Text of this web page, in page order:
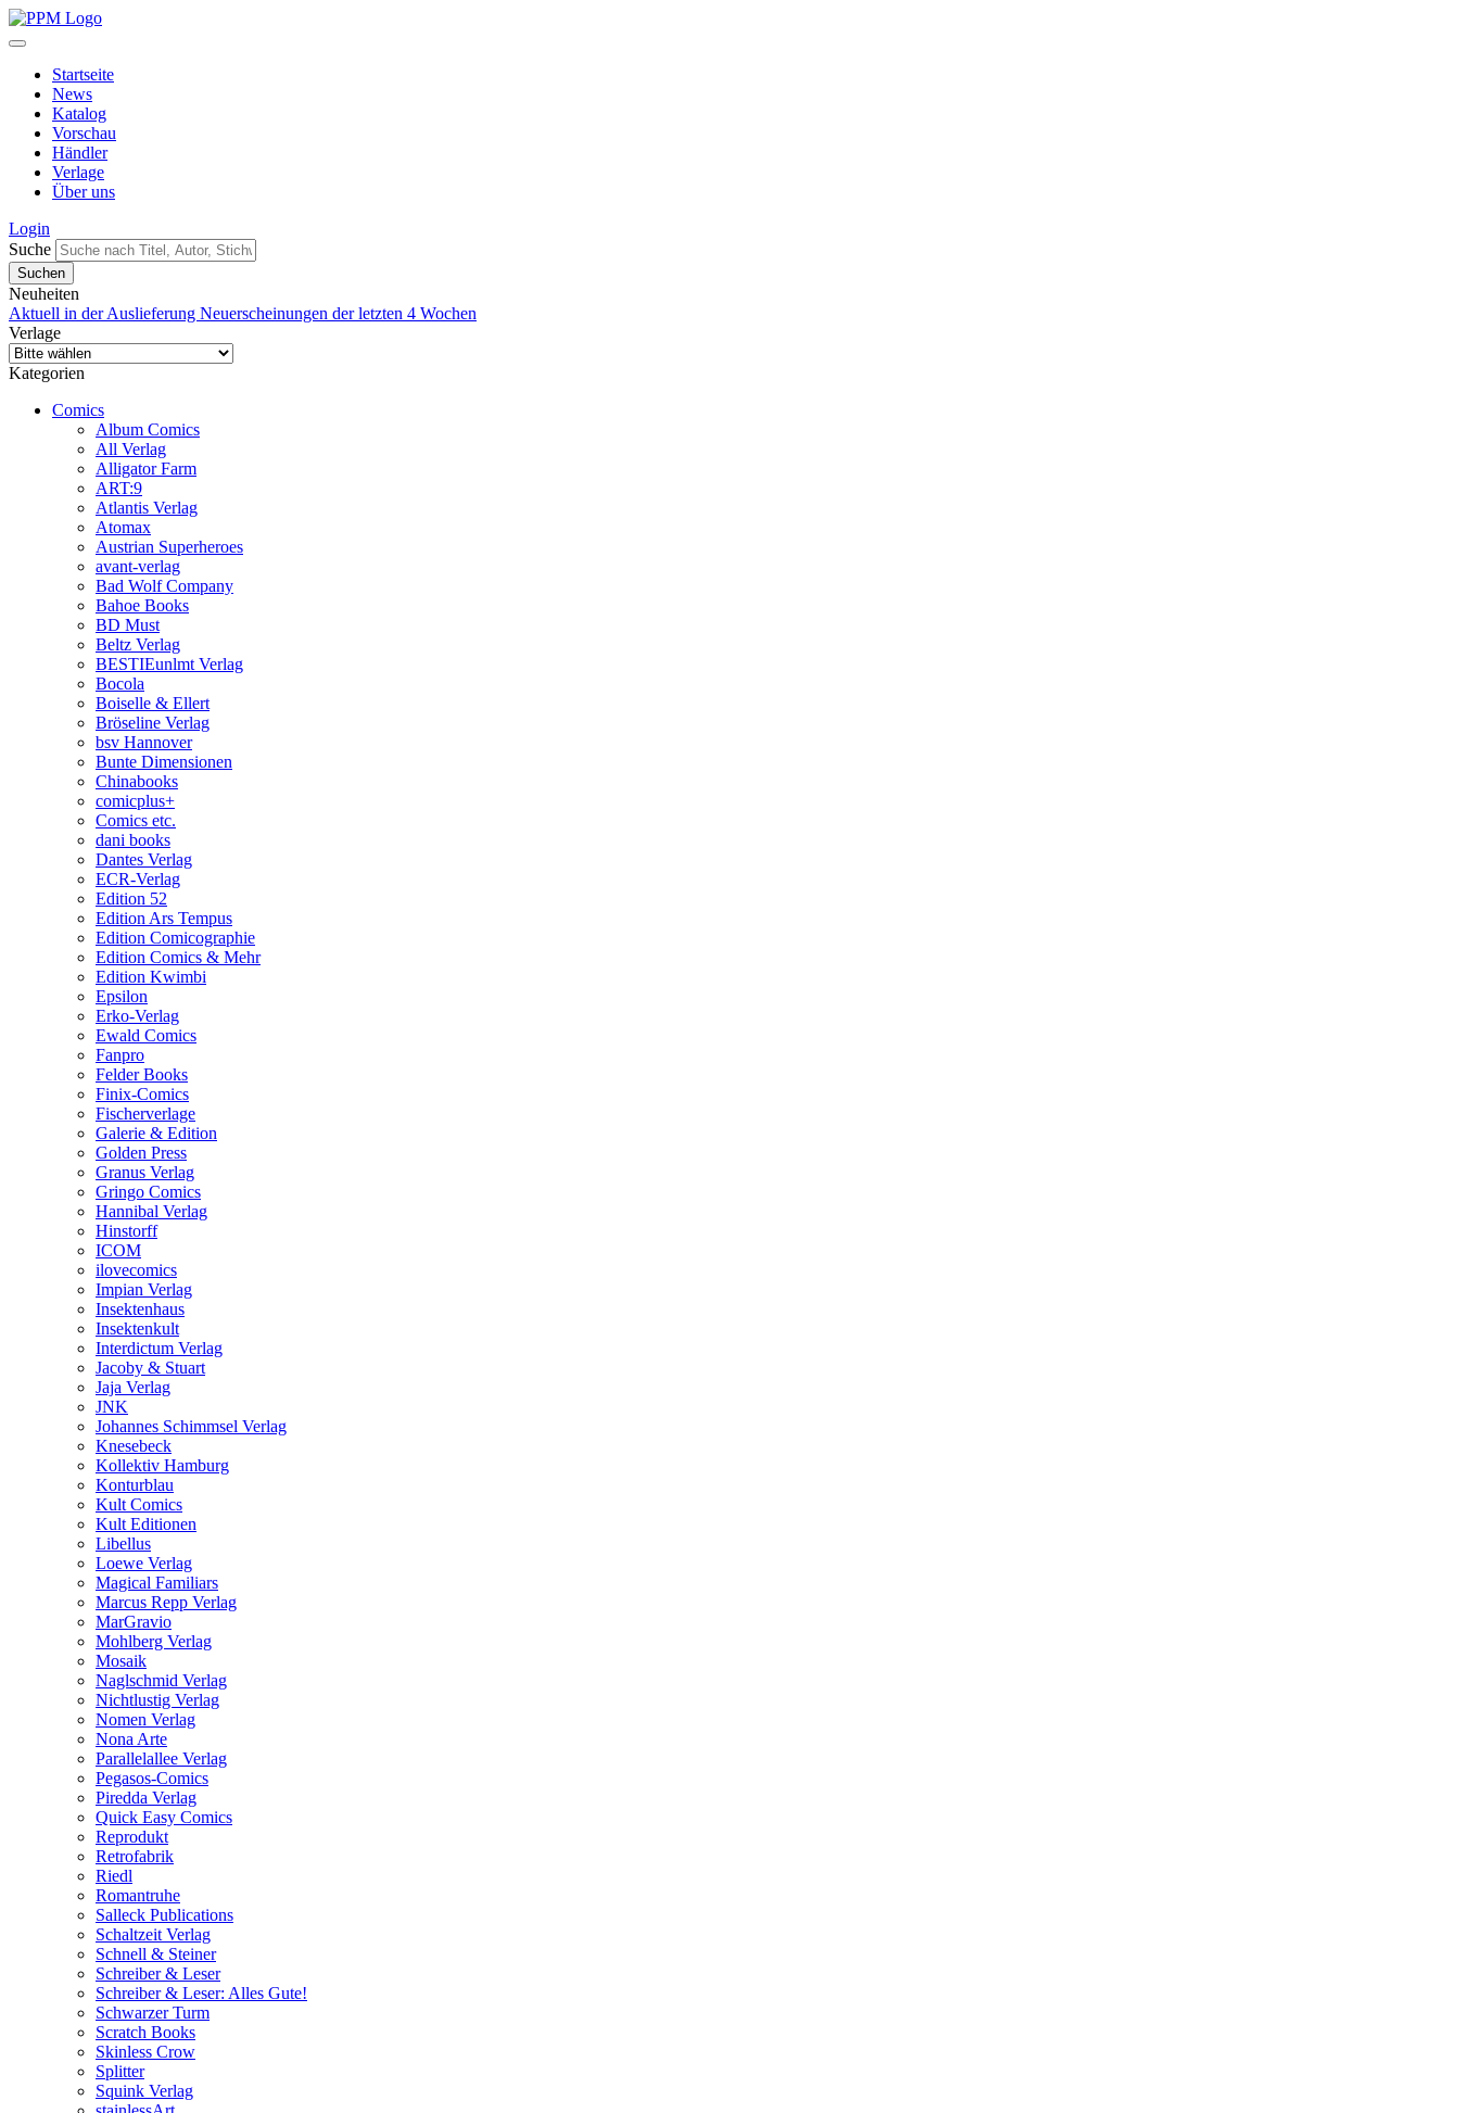
Startseite
News
Katalog
Vorschau
Händler
Verlage
Über uns
Login
Suche
Neuheiten
Aktuell in der Auslieferung Neuerscheinungen der letzten 4 Wochen
Verlage
Kategorien
Comics
Album Comics
All Verlag
Alligator Farm
ART:9
Atlantis Verlag
Atomax
Austrian Superheroes
avant-verlag
Bad Wolf Company
Bahoe Books
BD Must
Beltz Verlag
BESTIEunlmt Verlag
Bocola
Boiselle & Ellert
Bröseline Verlag
bsv Hannover
Bunte Dimensionen
Chinabooks
comicplus+
Comics etc.
dani books
Dantes Verlag
ECR-Verlag
Edition 52
Edition Ars Tempus
Edition Comicographie
Edition Comics & Mehr
Edition Kwimbi
Epsilon
Erko-Verlag
Ewald Comics
Fanpro
Felder Books
Finix-Comics
Fischerverlage
Galerie & Edition
Golden Press
Granus Verlag
Gringo Comics
Hannibal Verlag
Hinstorff
ICOM
ilovecomics
Impian Verlag
Insektenhaus
Insektenkult
Interdictum Verlag
Jacoby & Stuart
Jaja Verlag
JNK
Johannes Schimmsel Verlag
Knesebeck
Kollektiv Hamburg
Konturblau
Kult Comics
Kult Editionen
Libellus
Loewe Verlag
Magical Familiars
Marcus Repp Verlag
MarGravio
Mohlberg Verlag
Mosaik
Naglschmid Verlag
Nichtlustig Verlag
Nomen Verlag
Nona Arte
Parallelallee Verlag
Pegasos-Comics
Piredda Verlag
Quick Easy Comics
Reprodukt
Retrofabrik
Riedl
Romantruhe
Salleck Publications
Schaltzeit Verlag
Schnell & Steiner
Schreiber & Leser
Schreiber & Leser: Alles Gute!
Schwarzer Turm
Scratch Books
Skinless Crow
Splitter
Squink Verlag